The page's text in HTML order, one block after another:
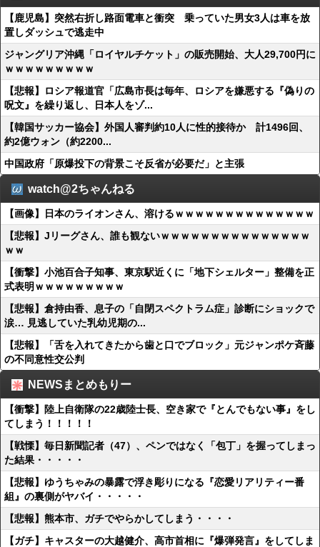
【鹿児島】突然右折し路面電車と衝突 乗っていた男女3人は車を放
置しダッシュで逃走中
ジャングリア沖縄「ロイヤルチケット」の販売開始、大人29,700円に
ｗｗｗｗｗｗｗｗｗ
【悲報】ロシア報道官「広島市長は毎年、ロシアを嫌悪する『偽りの
呪文』を繰り返し、日本人をゾ...
【韓国サッカー協会】外国人審判約10人に性的接待か 計1496回、
約2億ウォン（約2200...
中国政府「原爆投下の背景こそ反省が必要だ」と主張
watch@2ちゃんねる
【画像】日本のライオンさん、溶けるｗｗｗｗｗｗｗｗｗｗｗｗｗｗ
【悲報】Jリーグさん、誰も観ないｗｗｗｗｗｗｗｗｗｗｗｗｗｗｗ
ｗｗ
【衝撃】小池百合子知事、東京駅近くに「地下シェルター」整備を正
式表明ｗｗｗｗｗｗｗｗｗ
【悲報】倉持由香、息子の「自閉スペクトラム症」診断にショックで
涙… 見逃していた乳幼児期の...
【悲報】「舌を入れてきたから歯と口でブロック」元ジャンポケ斉藤
の不同意性交公判
NEWSまとめもりー
【衝撃】陸上自衛隊の22歳陸士長、空き家で『とんでもない事』をし
てしまう！！！！！
【戦慄】毎日新聞記者（47）、ペンではなく「包丁」を握ってしまっ
た結果・・・・・
【悲報】ゆうちゃみの暴露で浮き彫りになる『恋愛リアリティー番
組』の裏側がヤバイ・・・・・
【悲報】熊本市、ガチでやらかしてしまう・・・・
【ガチ】キャスターの大越健介、高市首相に『爆弾発言』をしてしま